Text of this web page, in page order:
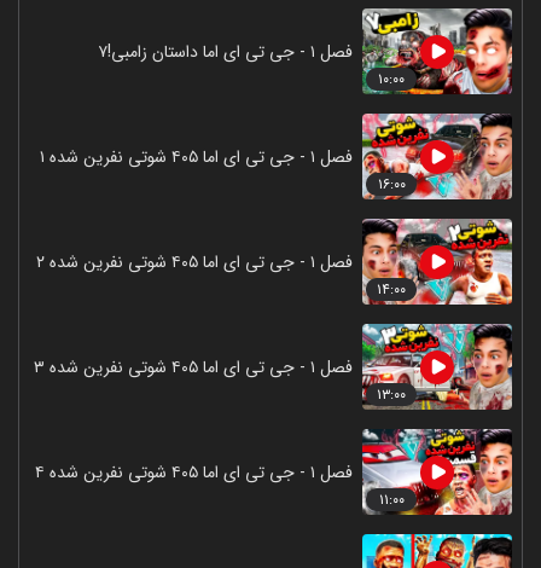
۱۰:۰۰
فصل ۱ - جی تی ای اما داستان زامبی!۷
۱۶:۰۰
فصل ۱ - جی تی ای اما ۴۰۵ شوتی نفرین شده ۱
۱۴:۰۰
فصل ۱ - جی تی ای اما ۴۰۵ شوتی نفرین شده ۲
۱۳:۰۰
فصل ۱ - جی تی ای اما ۴۰۵ شوتی نفرین شده ۳
۱۱:۰۰
فصل ۱ - جی تی ای اما ۴۰۵ شوتی نفرین شده ۴